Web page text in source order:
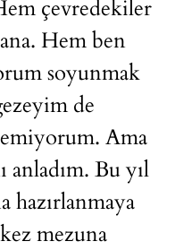
çevredekiler
Hem ben
soyunmak
de
Ama
anladım. Bu yıl
hazırlanmaya
mezuna